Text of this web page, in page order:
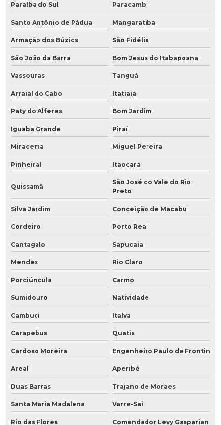
Paraíba do Sul Paracambi
Santo Antônio de Pádua Mangaratiba
Armação dos Búzios São Fidélis
São João da Barra Bom Jesus do Itabapoana
Vassouras Tanguá
Arraial do Cabo Itatiaia
Paty do Alferes Bom Jardim
Iguaba Grande Piraí
Miracema Miguel Pereira
Pinheiral Itaocara
Quissamã
São José do Vale do Rio
Preto
Silva Jardim Conceição de Macabu
Cordeiro Porto Real
Cantagalo Sapucaia
Mendes Rio Claro
Porciúncula Carmo
Sumidouro Natividade
Cambuci Italva
Carapebus Quatis
Cardoso Moreira Engenheiro Paulo de Frontin
Areal Aperibé
Duas Barras Trajano de Moraes
Santa Maria Madalena Varre-Sai
Rio das Flores Comendador Levy Gasparian